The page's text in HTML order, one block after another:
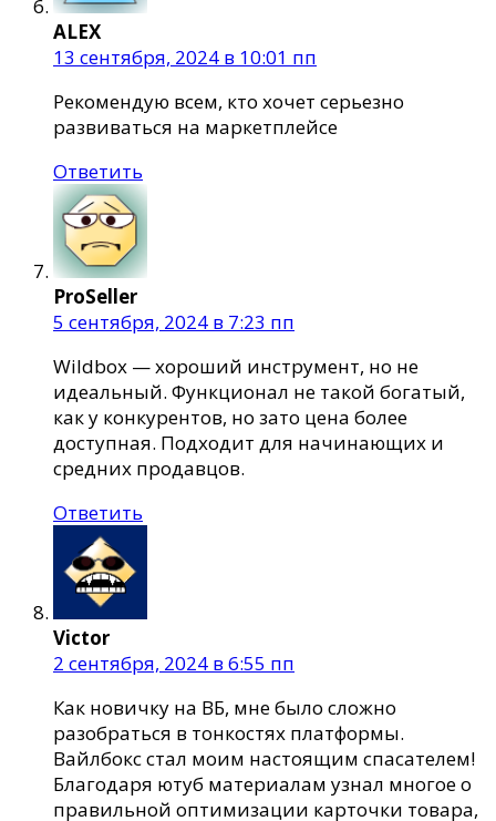
ALEX
13 сентября, 2024 в 10:01 пп
Рекомендую всем, кто хочет серьезно
развиваться на маркетплейсе
Ответить
ProSeller
5 сентября, 2024 в 7:23 пп
Wildbox — хороший инструмент, но не
идеальный. Функционал не такой богатый,
как у конкурентов, но зато цена более
доступная. Подходит для начинающих и
средних продавцов.
Ответить
Victor
2 сентября, 2024 в 6:55 пп
Как новичку на ВБ, мне было сложно
разобраться в тонкостях платформы.
Вайлбокс стал моим настоящим спасателем!
Благодаря ютуб материалам узнал многое о
правильной оптимизации карточки товара,